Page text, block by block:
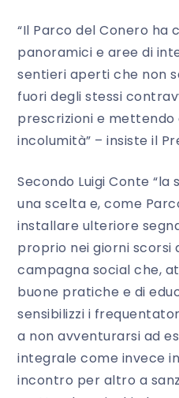
“Il Parco del Conero ha
panoramici e aree di
sentieri aperti che non
fuori degli stessi
prescrizioni e
incolumità” – insiste il
Secondo Luigi Conte “la
una scelta e, come
installare ulteriore
proprio nei giorni scorsi
campagna social che,
buone pratiche e di
sensibilizzi i
a non avventurarsi ad
integrale come invece
incontro per altro a